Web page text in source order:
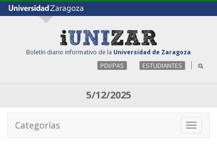
Boletín diario informativo de la Universidad de Zaragoza
PDI/PAS ESTUDIANTES
5/12/2025
Toggle
Categorías